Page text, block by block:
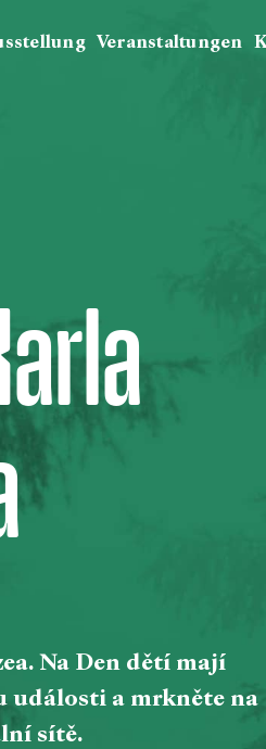
Veranstaltungen
Na Den dětí mají
události a mrkněte na
sítě.